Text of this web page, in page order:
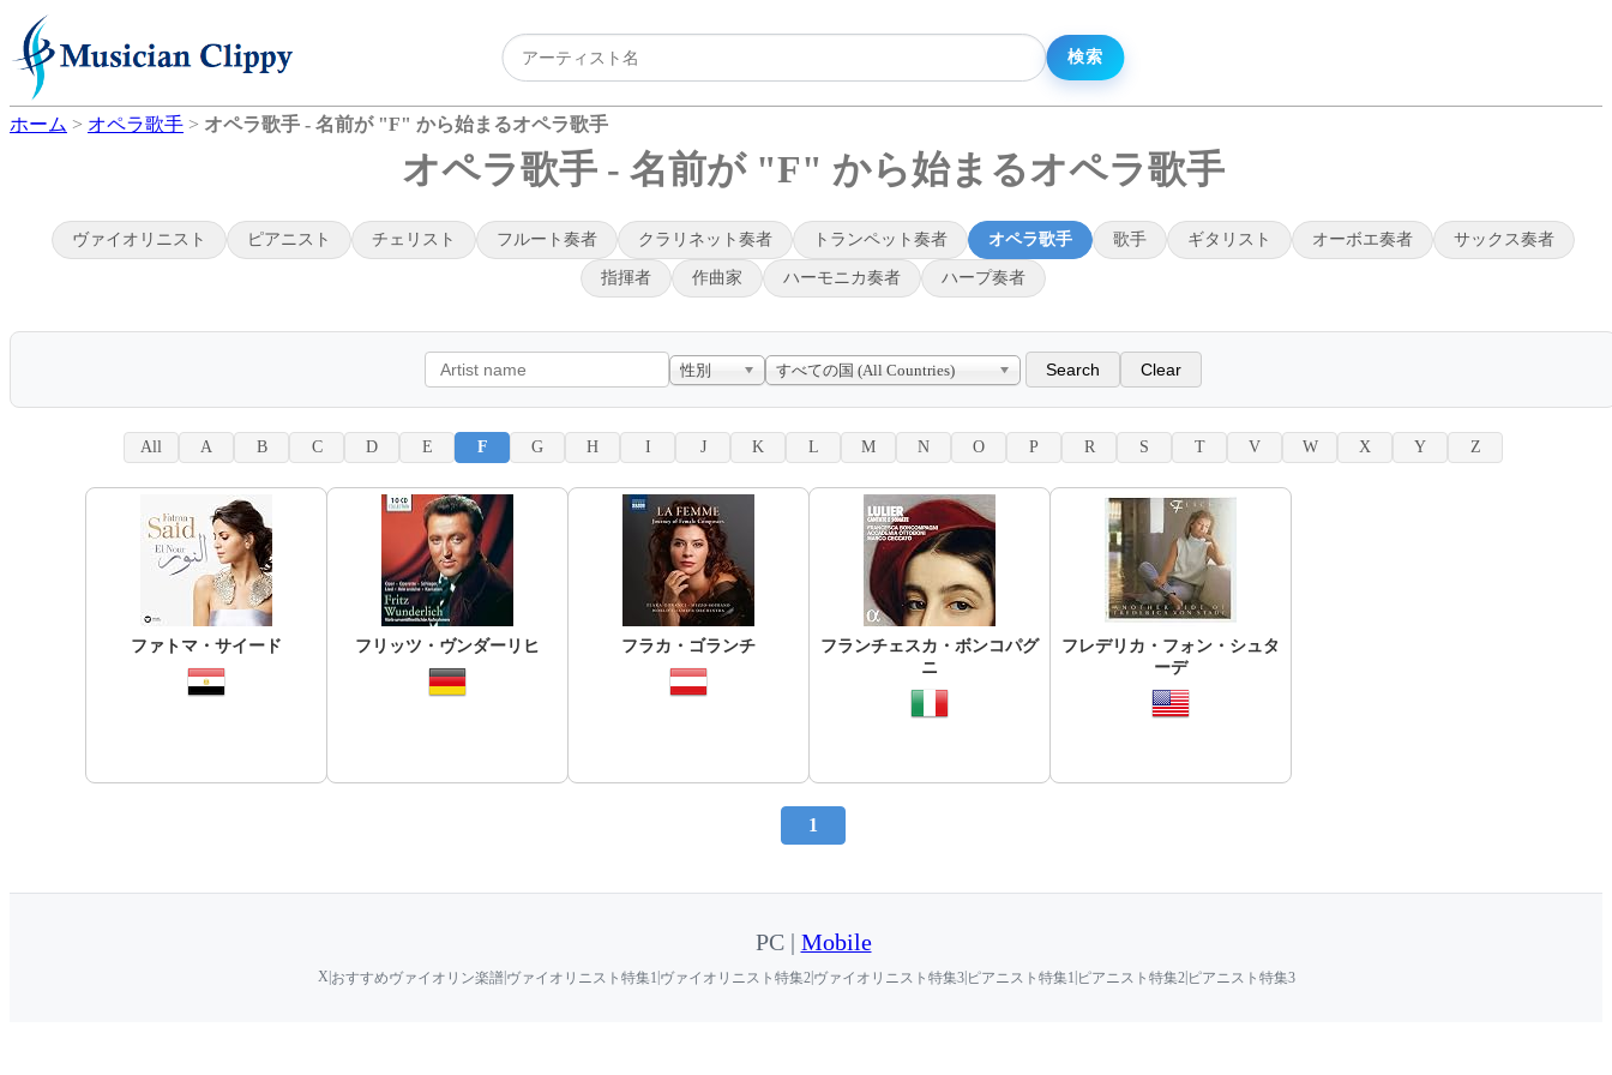
ホーム > オペラ歌手 > オペラ歌手 - 名前が "F" から始まるオペラ歌手
オペラ歌手 - 名前が "F" から始まるオペラ歌手
ヴァイオリニスト ピアニスト チェリスト フルート奏者 クラリネット奏者 トランペット奏者 オペラ歌手 歌手 ギタリスト オーボエ奏者 サックス奏者
指揮者 作曲家 ハーモニカ奏者 ハープ奏者
性別 すべての国 (All Countries)
All A B C D E F G H I J K L M N O P R S T V W X Y Z
ファトマ・サイード フリッツ・ヴンダーリヒ フラカ・ゴランチ
フランチェスカ・ボンコパグ
ニ
フレデリカ・フォン・シュタ
ーデ
1
PC | Mobile
X| おすすめヴァイオリン楽譜| ヴァイオリニスト特集1 ヴァイオリニスト特集2 ヴァイオリニスト特集3| ピアニスト特集1 ピアニスト特集2 ピアニスト特集3